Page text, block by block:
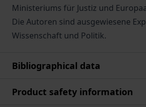
Ministeriums für Justiz und
Die Autoren sind ausgewiesene
Wissenschaft und Politik.
Bibliographical data
Product safety information